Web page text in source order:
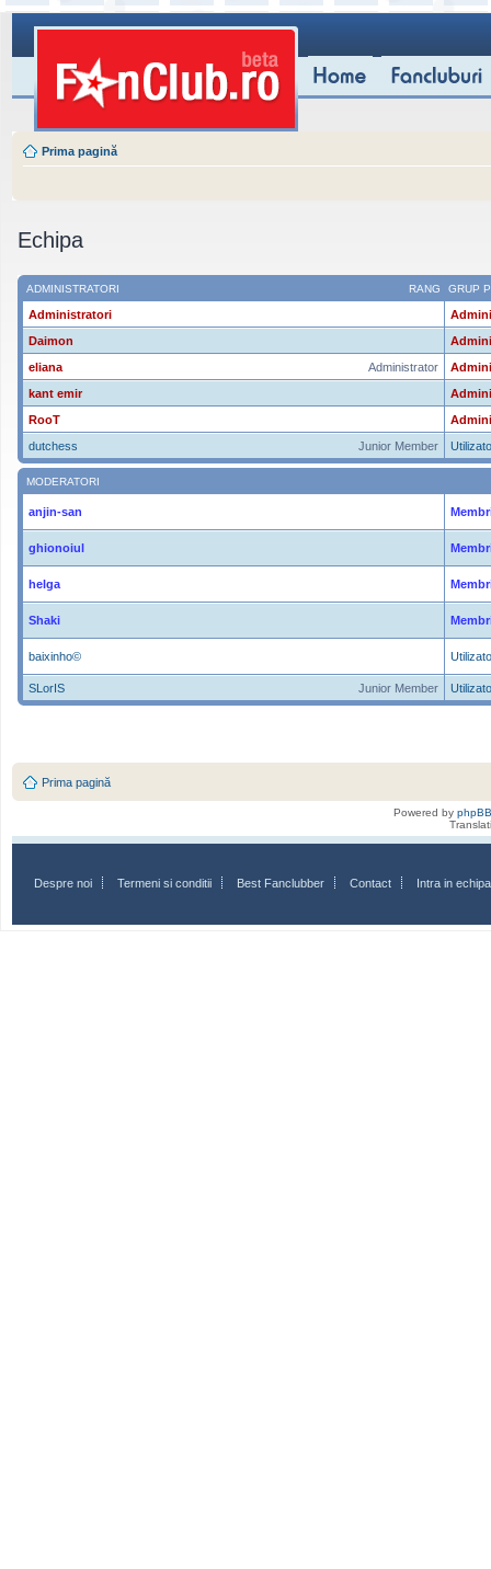
Prima pagină
Echipa
RANG
ADMINISTRATORI GRUP
Administratori
Daimon
Administrator
eliana
kant emir
RooT
Junior Member
dutchess
MODERATORI
anjin-san
ghionoiul
helga
Shaki
baixinho©
Junior Member
SLorIS
Prima pagină
Powered by phpBB
Despre noi Termeni si conditii Best Fanclubber Contact Intra in